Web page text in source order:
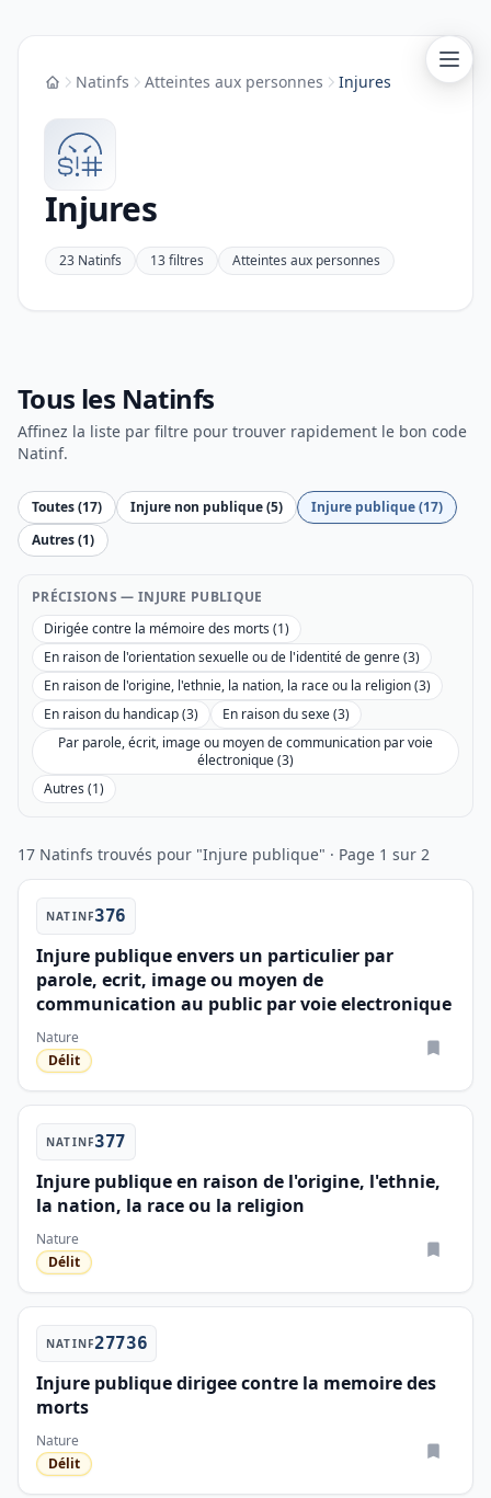
AccueilNatinfs Atteintes aux personnes Injures
Injures
23 Natinfs 13 filtres Atteintes aux personnes
Tous les Natinfs
Affinez la liste par filtre pour trouver rapidement le bon code
Natinf.
Toutes (17) Injure non publique (5)
Injure publique (17)
Autres (1)
PRÉCISIONS — INJURE PUBLIQUE
Dirigée contre la mémoire des morts (1)
En raison de l'orientation sexuelle ou de l'identité de genre (3)
En raison de l'origine, l'ethnie, la nation, la race ou la religion (3)
En raison du handicap (3)
En raison du sexe (3)
Par parole, écrit, image ou moyen de communication par voie
électronique (3)
Autres (1)
17 Natinfs trouvés pour "Injure publique" · Page 1 sur 2
NATINF376
Injure publique envers un particulier par
parole, ecrit, image ou moyen de
communication au public par voie electronique
Nature
Délit
NATINF377
Injure publique en raison de l'origine, l'ethnie,
la nation, la race ou la religion
Nature
Délit
NATINF27736
Injure publique dirigee contre la memoire des
morts
Nature
Délit